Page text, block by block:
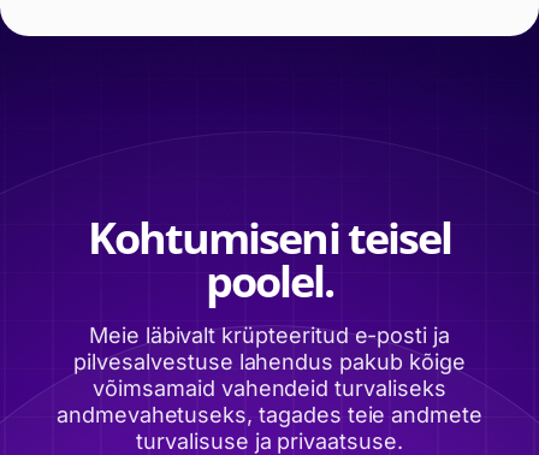
Kohtumiseni teisel
poolel.
Meie läbivalt krüpteeritud e-posti ja
pilvesalvestuse lahendus pakub kõige
võimsamaid vahendeid turvaliseks
andmevahetuseks, tagades teie andmete
turvalisuse ja privaatsuse.